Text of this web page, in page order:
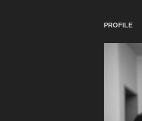
PROFILE